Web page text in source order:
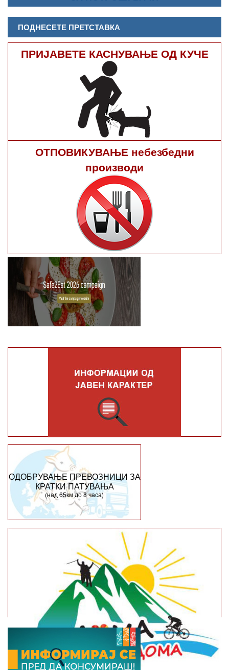
ПОДНЕСЕТЕ ПРЕТСТАВКА
ПРИЈАВЕТЕ КАСНУВАЊЕ ОД КУЧЕ
ОТПОВИКУВАЊЕ небезбедни
производи
ОДОБРУВАЊЕ ПРЕВОЗНИЦИ ЗА
КРАТКИ ПАТУВАЊА
(над 65км до 8 часа)